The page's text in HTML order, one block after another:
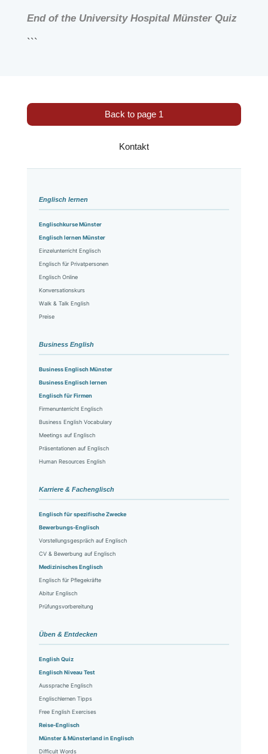
End of the University Hospital Münster Quiz
```
Back to page 1
Kontakt
Englisch lernen
Englischkurse Münster
Englisch lernen Münster
Einzelunterricht Englisch
Englisch für Privatpersonen
Englisch Online
Konversationskurs
Walk & Talk English
Preise
Business English
Business Englisch Münster
Business Englisch lernen
Englisch für Firmen
Firmenunterricht Englisch
Business English Vocabulary
Meetings auf Englisch
Präsentationen auf Englisch
Human Resources English
Karriere & Fachenglisch
Englisch für spezifische Zwecke
Bewerbungs-Englisch
Vorstellungsgespräch auf Englisch
CV & Bewerbung auf Englisch
Medizinisches Englisch
Englisch für Pflegekräfte
Abitur Englisch
Prüfungsvorbereitung
Üben & Entdecken
English Quiz
Englisch Niveau Test
Aussprache Englisch
Englischlernen Tipps
Free English Exercises
Reise-Englisch
Münster & Münsterland in Englisch
Difficult Words